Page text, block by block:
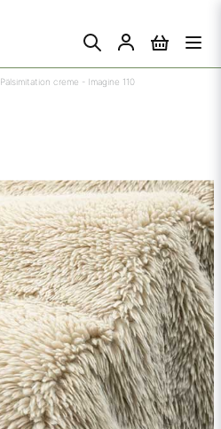
Pälsimitation creme - Imagine 110